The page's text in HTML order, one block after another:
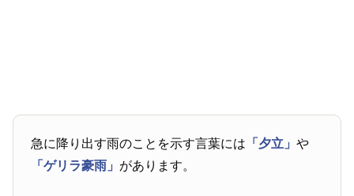
急に降り出す雨のことを示す言葉には 「夕立」や
「ゲリラ豪雨」 があります。